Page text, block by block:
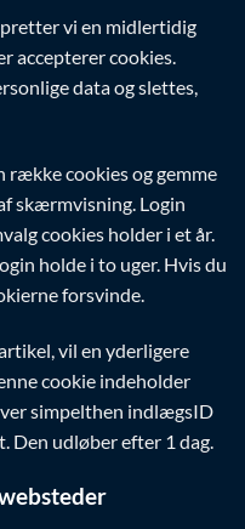
vi en midlertidig
accepterer cookies.
data og slettes,
række cookies og gemme
skærmvisning. Login
cookies holder i et år.
holde i to uger. Hvis du
forsvinde.
vil en yderligere
cookie indeholder
simpelthen indlægsID
Den udløber efter 1 dag.